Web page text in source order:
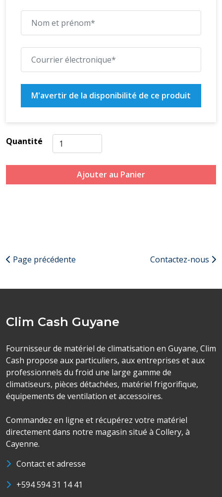
M'avertir de la disponibilité de ce produit
Quantité
Ajouter au Panier
Page précédente Contactez-nous
Clim Cash Guyane
Fournisseur de matériel de climatisation en Guyane, Clim
Cash propose aux particuliers, aux entreprises et aux
professionnels du froid une large gamme de
climatiseurs, pièces détachées, matériel frigorifique,
équipements de ventilation et accessoires.
Commandez en ligne et récupérez votre matériel
directement dans notre magasin situé à Collery, à
Cayenne.
Contact et adresse
+594 594 31 14 41